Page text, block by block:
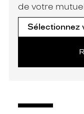
de votre